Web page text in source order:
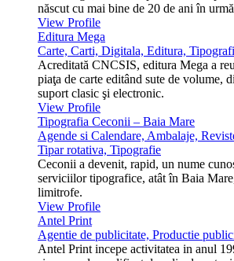
născut cu mai bine de 20 de ani în
View Profile
Editura Mega
Carte, Carti, Digitala, Editura,
Acreditată CNCSIS, editura Mega a
piaţa de carte editând sute de volume,
suport clasic şi electronic.
View Profile
Tipografia Ceconii – Baia Mare
Agende si Calendare, Ambalaje,
Tipar rotativa, Tipografie
Ceconii a devenit, rapid, un nume
serviciilor tipografice, atât în Baia
limitrofe.
View Profile
Antel Print
Agentie de publicitate, Productie
Antel Print incepe activitatea in anul